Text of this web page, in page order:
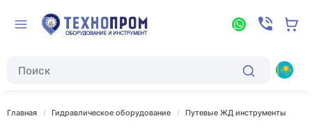
Главная Гидравлическое оборудование Путевые ЖД инструменты